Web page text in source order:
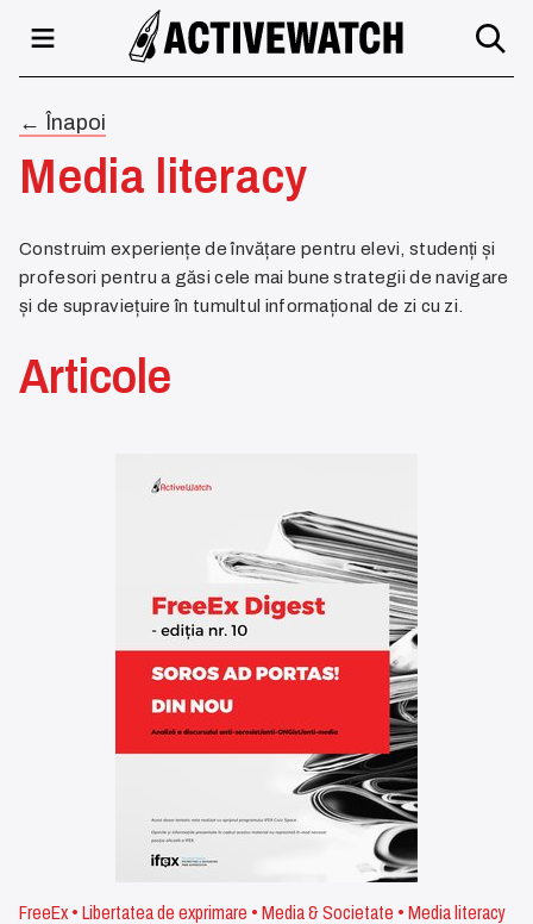
← Înapoi
Media literacy
Construim experiențe de învățare pentru elevi, studenți și
profesori pentru a găsi cele mai bune strategii de navigare
și de supraviețuire în tumultul informațional de zi cu zi.
Articole
FreeEx • Libertatea de exprimare • Media & Societate • Media literacy